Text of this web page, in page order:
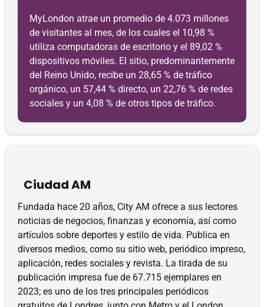
MyLondon atrae un promedio de 4.073 millones
de visitantes al mes, de los cuales el 10,98 %
utiliza computadoras de escritorio y el 89,02 %
dispositivos móviles. El sitio, predominantemente
del Reino Unido, recibe un 28,65 % de tráfico
orgánico, un 57,44 % directo, un 22,76 % de redes
sociales y un 4,08 % de otros tipos de tráfico.
Ciudad AM
Fundada hace 20 años, City AM ofrece a sus lectores
noticias de negocios, finanzas y economía, así como
artículos sobre deportes y estilo de vida. Publica en
diversos medios, como su sitio web, periódico impreso,
aplicación, redes sociales y revista. La tirada de su
publicación impresa fue de 67.715 ejemplares en
2023; es uno de los tres principales periódicos